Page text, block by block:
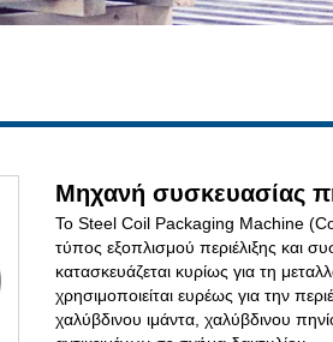
Μηχανή συσκευασίας
Το Steel Coil Packaging Machine
τύπος εξοπλισμού περιέλιξης και
κατασκευάζεται κυρίως για τη
χρησιμοποιείται ευρέως για την
χαλύβδινου ιμάντα, χαλύβδινου